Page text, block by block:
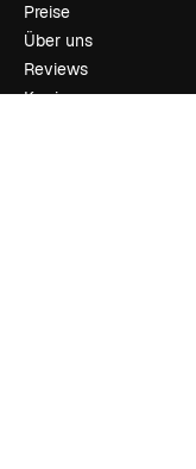
Preise
Über uns
Reviews
Karriere